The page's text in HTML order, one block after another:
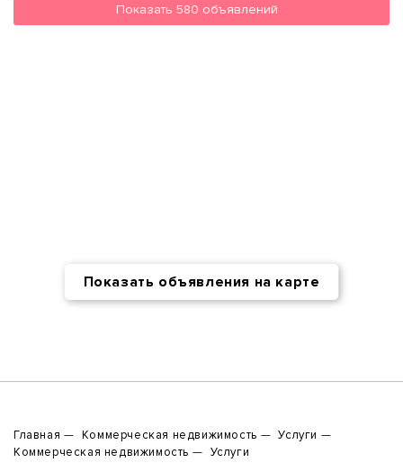
Показать 580 объявлений
Показать объявления на карте
Главная Коммерческая недвижимость
Услуги
Коммерческая недвижимость
Услуги